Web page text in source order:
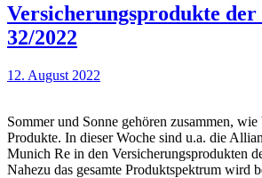
Versicherungsprodukte
32/2022
12. August 2022
Sommer und Sonne gehören zusammen, wie
Produkte. In dieser Woche sind u.a. die
Munich Re in den Versicherungsprodukten
Nahezu das gesamte Produktspektrum wird